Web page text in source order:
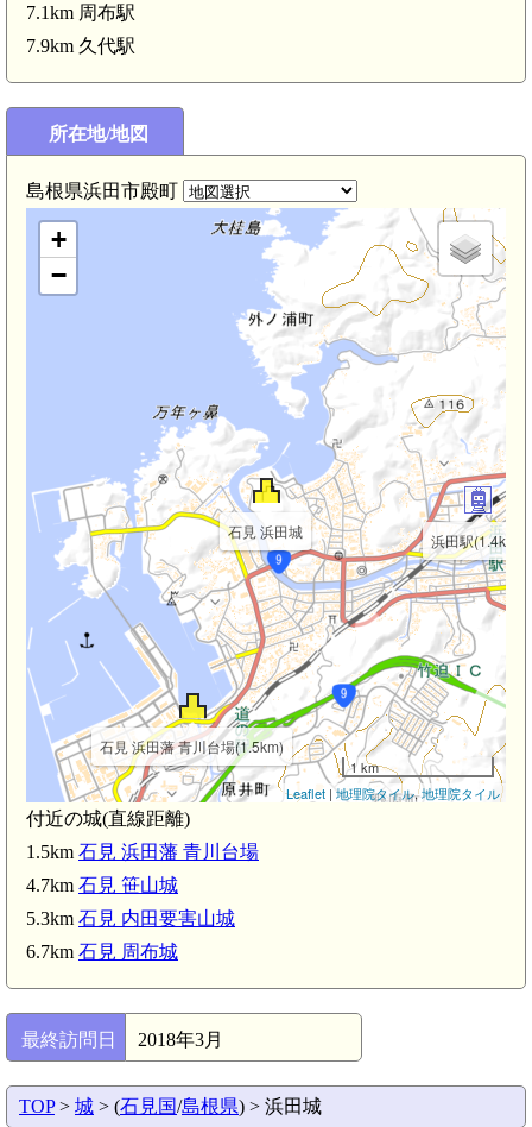
7.1km 周布駅
7.9km 久代駅
所在地/地図
島根県浜田市殿町
浜田駅(1.4km)
石見 浜田城
石見 浜田藩 青川台場(1.5km)
+
−
1 km
Leaflet |地理院タイル,地理院タイル
付近の城(直線距離)
1.5km 石見 浜田藩 青川台場
4.7km 石見 笹山城
5.3km 石見 内田要害山城
6.7km 石見 周布城
最終訪問日 2018年3月
TOP> 城 > (石見国/島根県) > 浜田城